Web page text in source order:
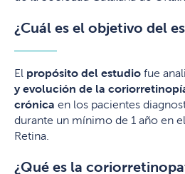
¿Cuál es el objetivo del
El propósito del estudio fue
y evolución de la
crónica en los pacientes
durante un mínimo de 1 año en
Retina.
¿Qué es la